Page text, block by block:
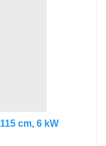
cm, 6 kW